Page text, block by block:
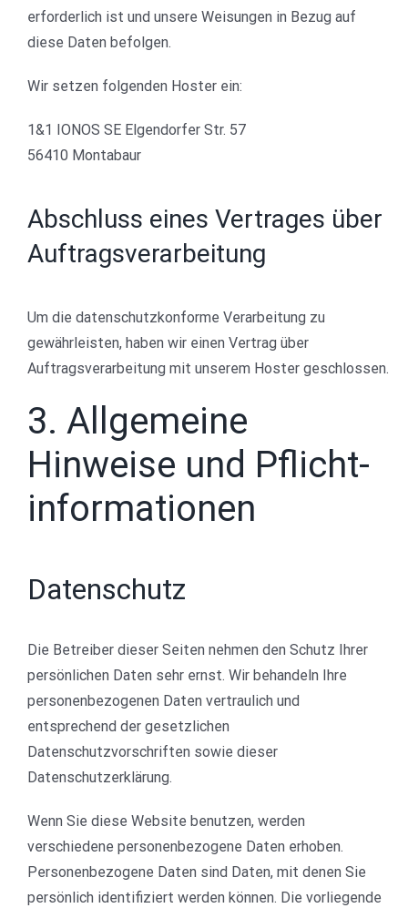
erforderlich ist und unsere Weisungen in Bezug auf
diese Daten befolgen.
Wir setzen folgenden Hoster ein:
1&1 IONOS SE Elgendorfer Str. 57
56410 Montabaur
Abschluss eines Vertrages über
Auftragsverarbeitung
Um die datenschutzkonforme Verarbeitung zu
gewährleisten, haben wir einen Vertrag über
Auftragsverarbeitung mit unserem Hoster geschlossen.
3. Allgemeine
Hinweise und Pflicht­
informationen
Datenschutz
Die Betreiber dieser Seiten nehmen den Schutz Ihrer
persönlichen Daten sehr ernst. Wir behandeln Ihre
personenbezogenen Daten vertraulich und
entsprechend der gesetzlichen
Datenschutzvorschriften sowie dieser
Datenschutzerklärung.
Wenn Sie diese Website benutzen, werden
verschiedene personenbezogene Daten erhoben.
Personenbezogene Daten sind Daten, mit denen Sie
persönlich identifiziert werden können. Die vorliegende